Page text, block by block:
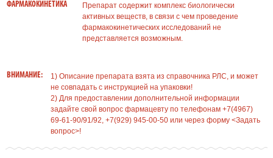
ФАРМАКОКИНЕТИКА
Препарат содержит комплекс биологически
активных веществ, в связи с чем проведение
фармакокинетических исследований не
представляется возможным.
ВНИМАНИЕ:
1) Описание препарата взята из справочника РЛС, и может
не совпадать с инструкцией на упаковки!
2) Для предоставлении дополнительной информации
задайте свой вопрос фармацевту по телефонам +7(4967)
69-61-90/91/92, +7(929) 945-00-50 или через форму <Задать
вопрос>!